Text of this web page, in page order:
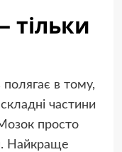
тільки
в тому,
частини
просто
Найкраще